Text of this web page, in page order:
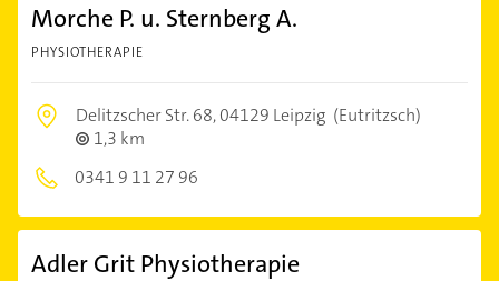
Morche P. u. Sternberg A.
PHYSIOTHERAPIE
Delitzscher Str. 68,04129 Leipzig (Eutritzsch)
1,3 km
0341 9 11 27 96
Adler Grit Physiotherapie